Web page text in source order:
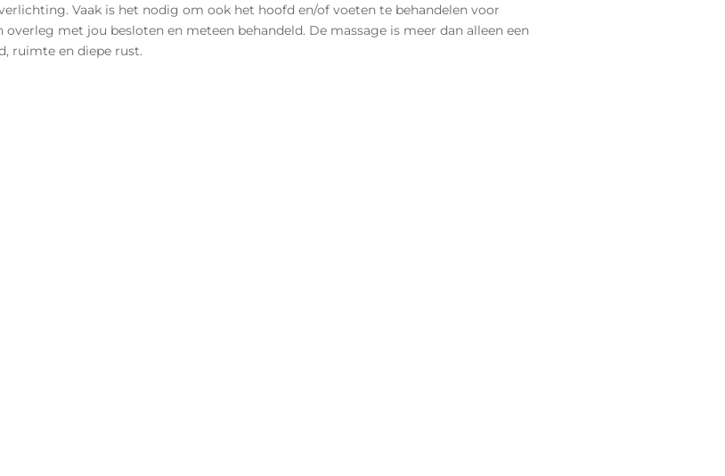
Vaak is het nodig om ook het hoofd en/of voeten te behandelen voor
met jou besloten en meteen behandeld. De massage is meer dan alleen een
ruimte en diepe rust.